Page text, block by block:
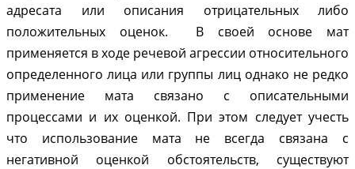
адресата или описания отрицательных либо
положительных оценок. В своей основе мат
применяется в ходе речевой агрессии относительного
определенного лица или группы лиц однако не редко
применение мата связано с описательными
процессами и их оценкой. При этом следует учесть
что использование мата не всегда связана с
негативной оценкой обстоятельств, существуют